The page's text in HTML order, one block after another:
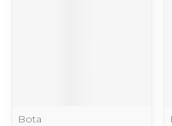
Bota